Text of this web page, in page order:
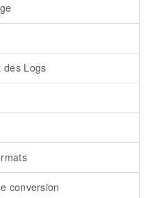
des Logs
conversion